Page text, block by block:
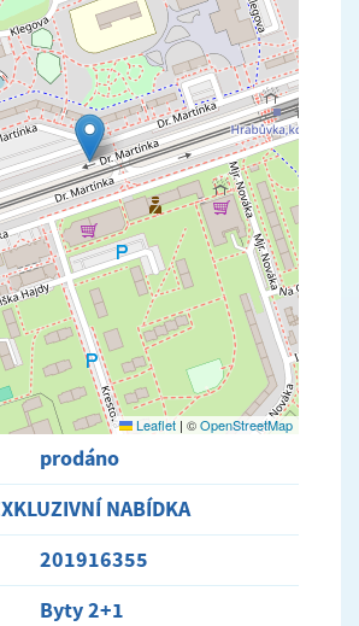
Leaflet | ©OpenStreetMap
prodáno
NABÍDKA
201916355
Byty 2+1